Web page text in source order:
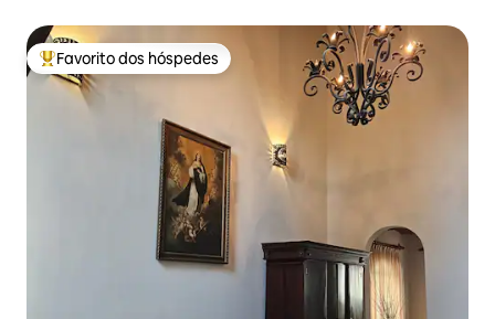
Favoritos dos hóspedes mais apreciados
Favorito dos hóspedes